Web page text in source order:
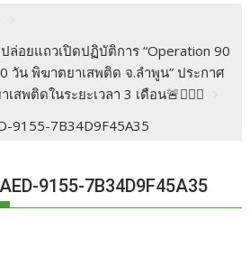
ปล่อยแถวเปิดปฏิบัติการ “Operation 90
วัน พิฆาตยาเสพติด จ.ลำพูน” ประกาศ
สพติดในระยะเวลา 3 เดือน🚨👮🏻‍♂️
9155-7B34D9F45A35
9155-7B34D9F45A35